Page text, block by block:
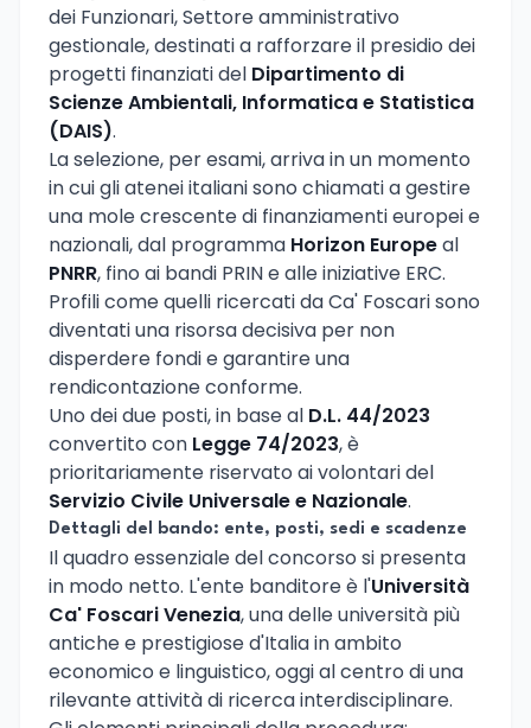
dei Funzionari, Settore amministrativo
gestionale, destinati a rafforzare il presidio dei
progetti finanziati del Dipartimento di
Scienze Ambientali, Informatica e Statistica
(DAIS).
La selezione, per esami, arriva in un momento
in cui gli atenei italiani sono chiamati a gestire
una mole crescente di finanziamenti europei e
nazionali, dal programma Horizon Europeal
PNRR, fino ai bandi PRIN e alle iniziative ERC.
Profili come quelli ricercati da Ca' Foscari sono
diventati una risorsa decisiva per non
disperdere fondi e garantire una
rendicontazione conforme.
Uno dei due posti, in base al D.L. 44/2023
convertito con Legge 74/2023, è
prioritariamente riservato ai volontari del
Servizio Civile Universale e Nazionale.
Dettagli del bando: ente, posti, sedi e scadenze
Il quadro essenziale del concorso si presenta
in modo netto. L'ente banditore è l'Università
Ca' Foscari Venezia, una delle università più
antiche e prestigiose d'Italia in ambito
economico e linguistico, oggi al centro di una
rilevante attività di ricerca interdisciplinare.